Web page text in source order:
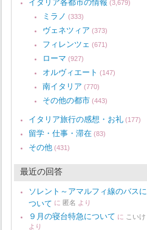
イタリア各都市の情報 (3,679)
ミラノ (333)
ヴェネツィア (373)
フィレンツェ (671)
ローマ (927)
オルヴィエート (147)
南イタリア (770)
その他の都市 (443)
イタリア旅行の感想・お礼 (177)
留学・仕事・滞在 (83)
その他 (431)
最近の回答
ソレント～アマルフィ線のバスに
ついて に 匿名 より
９月の寝台特急について に こいけ
より